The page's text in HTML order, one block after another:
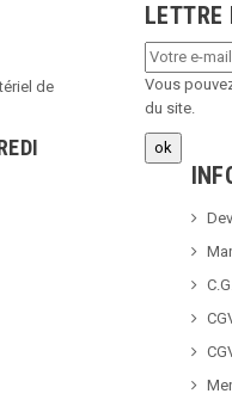
de
LETTRE
Vous
du site.